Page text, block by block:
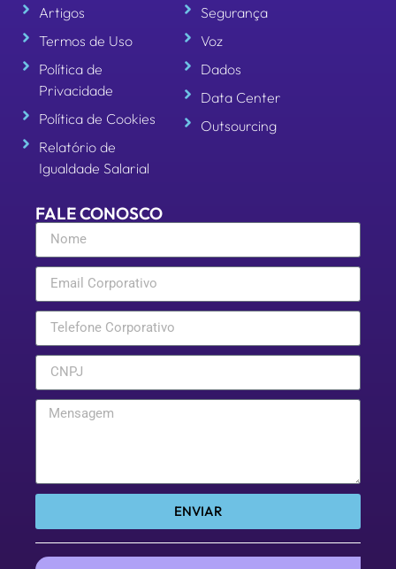
Artigos
Termos de Uso
Política de
Privacidade
Política de Cookies
Relatório de
Igualdade Salarial
Segurança
Voz
Dados
Data Center
Outsourcing
FALE CONOSCO
ENVIAR